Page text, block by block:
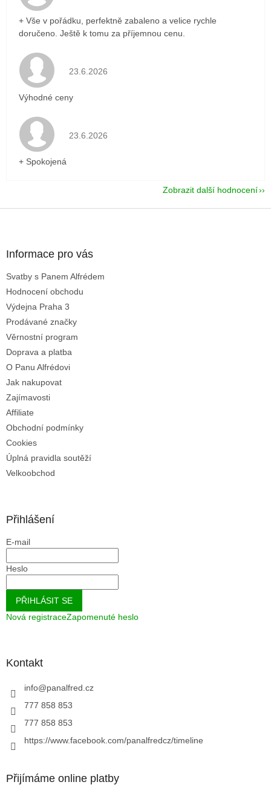
+ Vše v pořádku, perfektně zabaleno a velice rychle
doručeno. Ještě k tomu za příjemnou cenu.
Hodnocení obchodu je 5 z 5 hvězdiček.
23.6.2026
Výhodné ceny
Hodnocení obchodu je 5 z 5 hvězdiček.
23.6.2026
+ Spokojená
Zobrazit další hodnocení
Informace pro vás
Svatby s Panem Alfrédem
Hodnocení obchodu
Výdejna Praha 3
Prodávané značky
Věrnostní program
Doprava a platba
O Panu Alfrédovi
Jak nakupovat
Zajímavosti
Affiliate
Obchodní podmínky
Cookies
Úplná pravidla soutěží
Velkoobchod
Přihlášení
E-mail
Heslo
PŘIHLÁSIT SE
Nová registraceZapomenuté heslo
Kontakt
info@panalfred.cz
777 858 853
777 858 853
https://www.facebook.com/panalfredcz/timeline
Přijímáme online platby